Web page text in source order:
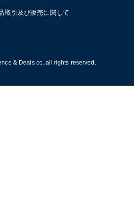
取引及び販売に関して
& Deals co. all rights reserved.